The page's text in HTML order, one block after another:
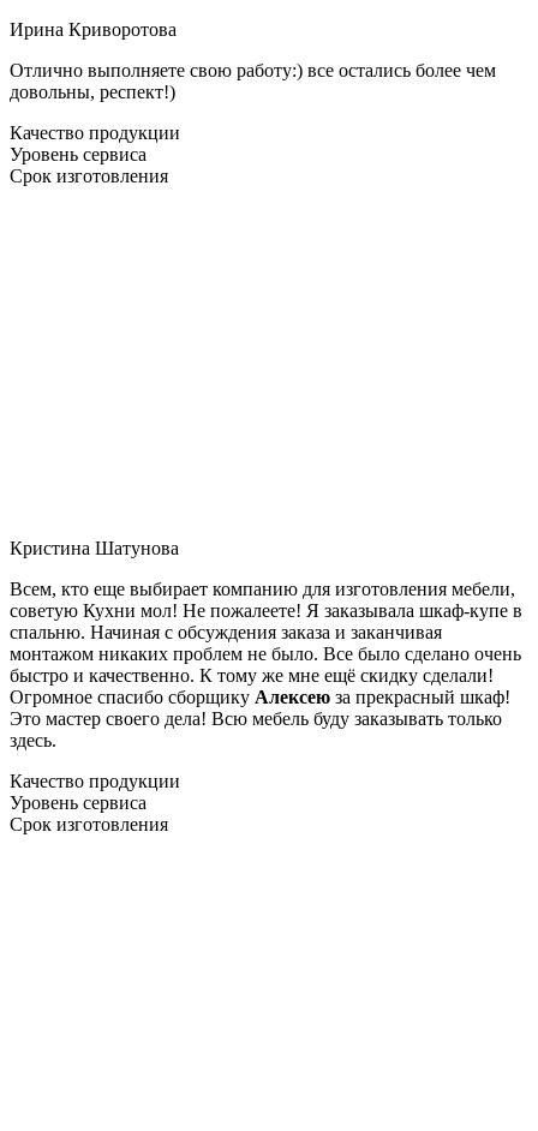
Ирина Криворотова
Отлично выполняете свою работу:) все остались более чем
довольны, респект!)
Качество продукции
Уровень сервиса
Срок изготовления
Кристина Шатунова
Всем, кто еще выбирает компанию для изготовления мебели,
советую Кухни мол! Не пожалеете! Я заказывала шкаф-купе в
спальню. Начиная с обсуждения заказа и заканчивая
монтажом никаких проблем не было. Все было сделано очень
быстро и качественно. К тому же мне ещё скидку сделали!
Огромное спасибо сборщику Алексею за прекрасный шкаф!
Это мастер своего дела! Всю мебель буду заказывать только
здесь.
Качество продукции
Уровень сервиса
Срок изготовления